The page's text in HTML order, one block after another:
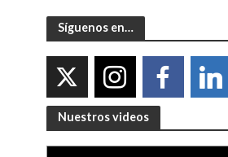
Síguenos en…
Nuestros videos